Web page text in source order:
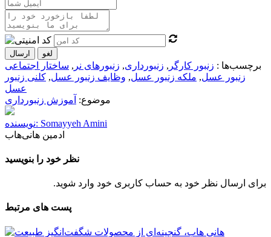
ارسال لغو
برچسب‌ها : زنبور کارگر , زنبورداری, زنبورهای نر , ساختار اجتماعی
زنبور عسل, ملکه زنبور عسل, وظایف زنبور عسل, کلنی زنبور
عسل
موضوع: آموزش زنبورداری
نویسنده: Somayyeh Amini
ادمین هانی‌هاب
نظر خود را بنویسید
برای ارسال نظر خود به حساب کاربری خود وارد شوید.
پست های مرتبط